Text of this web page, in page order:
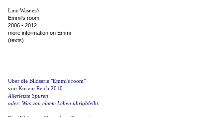
Line Wasner//
Emmi's room
2006 - 2012
more information on Emmi
(texts)
Über die Bildserie "Emmi's room"
von Korvin Reich 2010
Allerletzte Spuren
oder: Was von einem Leben übrigbleibt.